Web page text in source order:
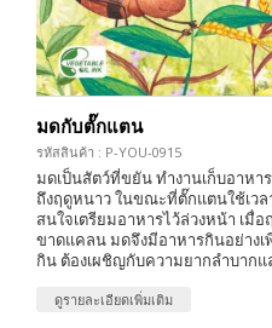
มดกับตั๊กแตน
รหัสสินค้า : P-YOU-0915
มดเป็นสัตว์ที่ขยัน ทำงานเก็บอาหา
ถึงฤดูหนาว ในขณะที่ตั๊กแตนใช้เวล
สนใจเตรียมอาหารไว้ล่วงหน้า เมื่
ขาดแคลน มดจึงมีอาหารกินอย่าง
กิน ต้องเผชิญกับความยากลำบาก
ดูรายละเอียดเพิ่มเติม